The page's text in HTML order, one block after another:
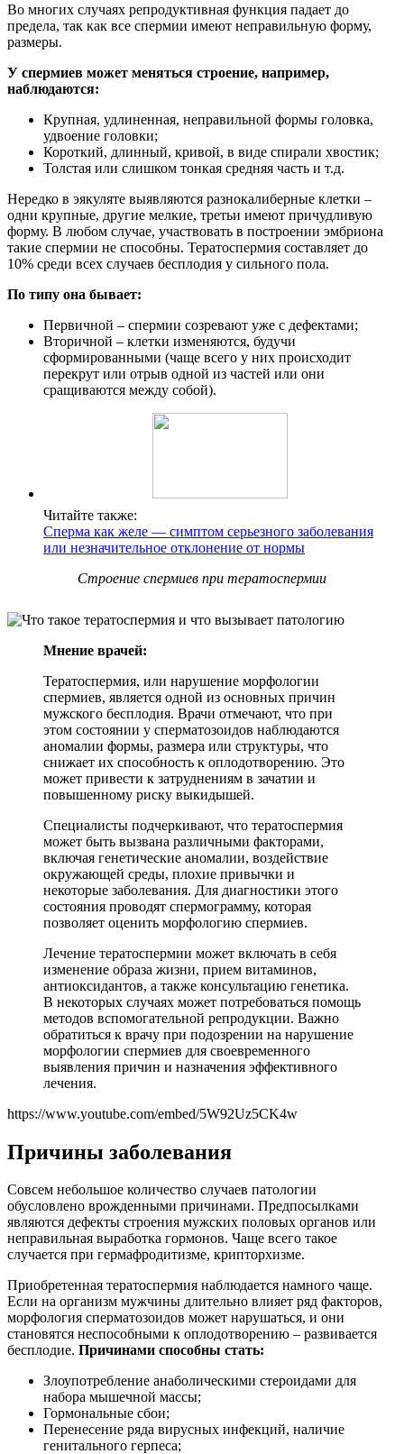
Во многих случаях репродуктивная функция падает до
предела, так как все спермии имеют неправильную форму,
размеры.
У спермиев может меняться строение, например,
наблюдаются:
Крупная, удлиненная, неправильной формы головка,
удвоение головки;
Короткий, длинный, кривой, в виде спирали хвостик;
Толстая или слишком тонкая средняя часть и т.д.
Нередко в эякуляте выявляются разнокалиберные клетки –
одни крупные, другие мелкие, третьи имеют причудливую
форму. В любом случае, участвовать в построении эмбриона
такие спермии не способны. Тератоспермия составляет до
10% среди всех случаев бесплодия у сильного пола.
По типу она бывает:
Первичной – спермии созревают уже с дефектами;
Вторичной – клетки изменяются, будучи
сформированными (чаще всего у них происходит
перекрут или отрыв одной из частей или они
сращиваются между собой).
Читайте также:
Сперма как желе — симптом серьезного заболевания
или незначительное отклонение от нормы
Строение спермиев при тератоспермии
Мнение врачей:
Тератоспермия, или нарушение морфологии
спермиев, является одной из основных причин
мужского бесплодия. Врачи отмечают, что при
этом состоянии у сперматозоидов наблюдаются
аномалии формы, размера или структуры, что
снижает их способность к оплодотворению. Это
может привести к затруднениям в зачатии и
повышенному риску выкидышей.
Специалисты подчеркивают, что тератоспермия
может быть вызвана различными факторами,
включая генетические аномалии, воздействие
окружающей среды, плохие привычки и
некоторые заболевания. Для диагностики этого
состояния проводят спермограмму, которая
позволяет оценить морфологию спермиев.
Лечение тератоспермии может включать в себя
изменение образа жизни, прием витаминов,
антиоксидантов, а также консультацию генетика.
В некоторых случаях может потребоваться помощь
методов вспомогательной репродукции. Важно
обратиться к врачу при подозрении на нарушение
морфологии спермиев для своевременного
выявления причин и назначения эффективного
лечения.
https://www.youtube.com/embed/5W92Uz5CK4w
Причины заболевания
Совсем небольшое количество случаев патологии
обусловлено врожденными причинами. Предпосылками
являются дефекты строения мужских половых органов или
неправильная выработка гормонов. Чаще всего такое
случается при гермафродитизме, крипторхизме.
Приобретенная тератоспермия наблюдается намного чаще.
Если на организм мужчины длительно влияет ряд факторов,
морфология сперматозоидов может нарушаться, и они
становятся неспособными к оплодотворению – развивается
бесплодие. Причинами способны стать:
Злоупотребление анаболическими стероидами для
набора мышечной массы;
Гормональные сбои;
Перенесение ряда вирусных инфекций, наличие
генитального герпеса;